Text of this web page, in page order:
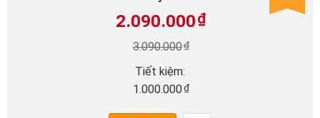
2.090.000₫
3.090.000₫
Tiết kiệm:
1.000.000₫